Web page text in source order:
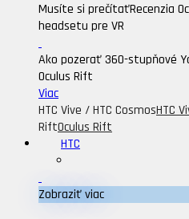
Musíte si prečítaťRecenzia
headsetu pre VR
Ako pozerať 360-stupňové
Oculus Rift
Viac
HTC Vive / HTC CosmosHTC
RiftOculus Rift
HTC
Zobraziť viac